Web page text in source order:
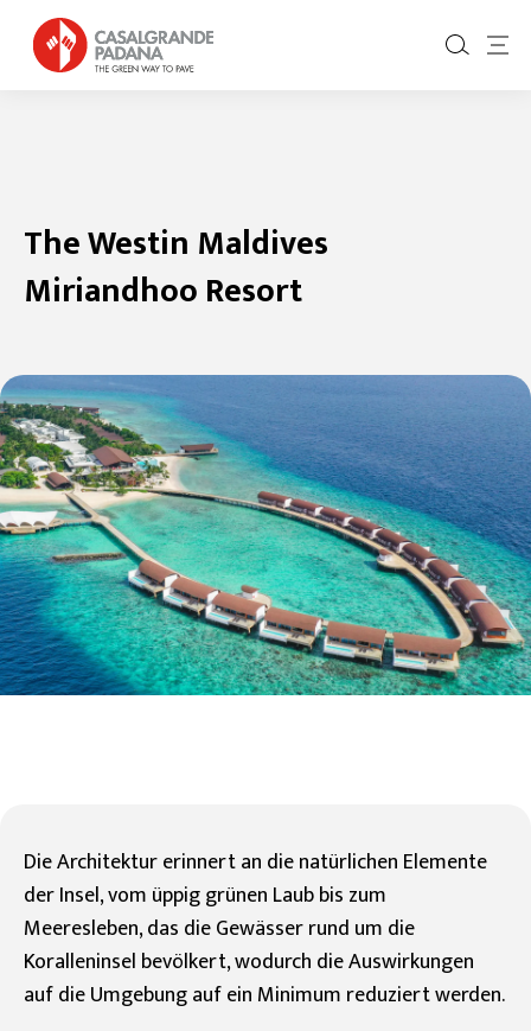
The Westin Maldives
Miriandhoo Resort
Die Architektur erinnert an die natürlichen Elemente
der Insel, vom üppig grünen Laub bis zum
Meeresleben, das die Gewässer rund um die
Koralleninsel bevölkert, wodurch die Auswirkungen
auf die Umgebung auf ein Minimum reduziert werden.